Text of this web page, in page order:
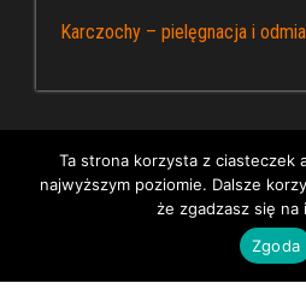
Karczochy – pielęgnacja i
Dumnie wspierane przez
ogrodniczy
Ta strona korzysta z ciasteczek
najwyższym poziomie. Dalsze
że zgadzasz się na
Zgoda